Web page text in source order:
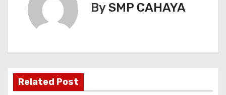
o
s
BySMP CAHAYA
Related Post